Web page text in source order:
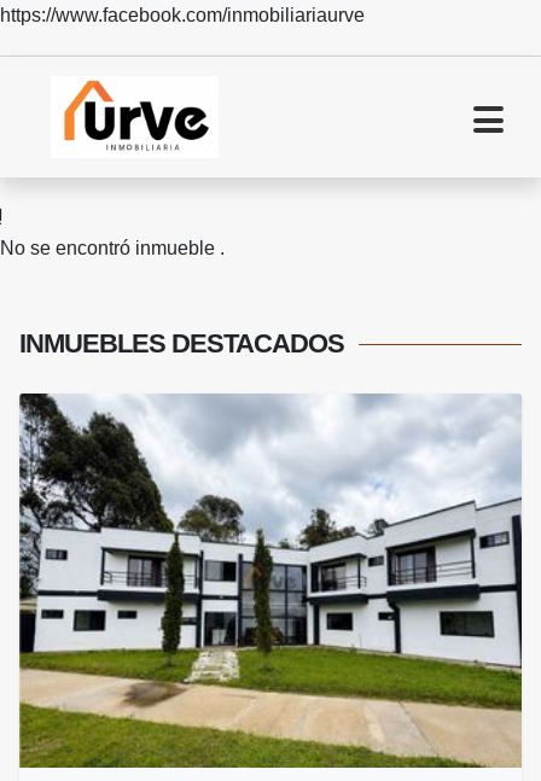
https://www.facebook.com/inmobiliariaurve
No se encontró inmueble .
INMUEBLES DESTACADOS